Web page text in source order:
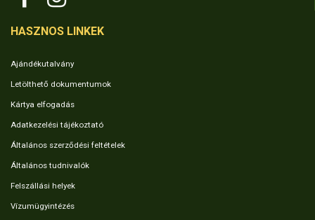
HASZNOS LINKEK
Ajándékutalvány
Letölthető dokumentumok
Kártya elfogadás
Adatkezelési tájékoztató
Általános szerződési feltételek
Általános tudnivalók
Felszállási helyek
Vízumügyintézés